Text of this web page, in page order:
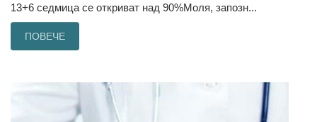
13+6 седмица се откриват над 90%Моля, запозн...
ПОВЕЧЕ